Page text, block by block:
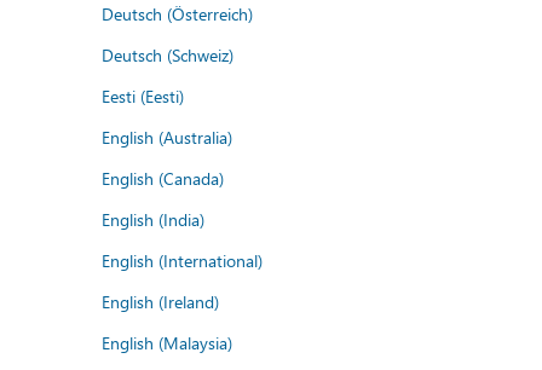
Deutsch (Österreich)
Deutsch (Schweiz)
Eesti (Eesti)
English (Australia)
English (Canada)
English (India)
English (International)
English (Ireland)
English (Malaysia)